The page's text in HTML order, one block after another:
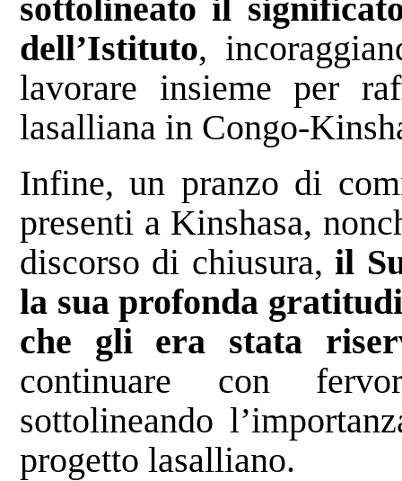
sottolineato il
dell’Istituto,
lavorare insieme per
lasalliana in Congo-
Infine, un pranzo di
presenti a Kinshasa,
discorso di chiusura, il
la sua profonda
che gli era stata
continuare con
sottolineando
progetto lasalliano.